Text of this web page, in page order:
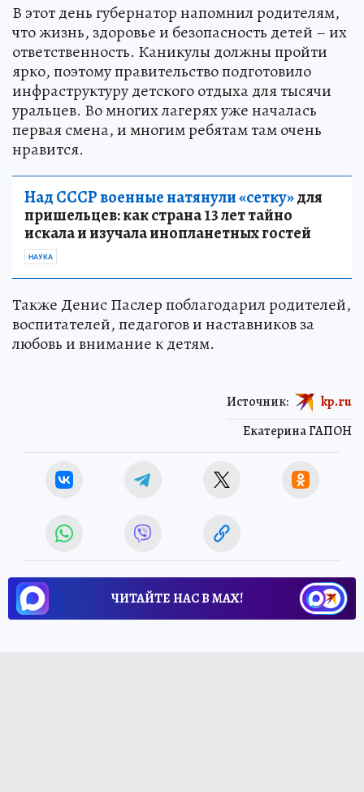
В этот день губернатор напомнил родителям,
что жизнь, здоровье и безопасность детей – их
ответственность. Каникулы должны пройти
ярко, поэтому правительство подготовило
инфраструктуру детского отдыха для тысячи
уральцев. Во многих лагерях уже началась
первая смена, и многим ребятам там очень
нравится.
Над СССР военные натянули «сетку»для
пришельцев: как страна 13 лет тайно
искала и изучала инопланетных гостей
НАУКА
Также Денис Паслер поблагодарил родителей,
воспитателей, педагогов и наставников за
любовь и внимание к детям.
Екатерина ГАПОН
Источник: kp.ru
ЧИТАЙТЕ НАС В МАХ!